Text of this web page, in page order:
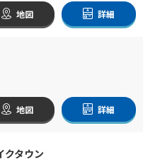
地図 詳細
地図 詳細
タウン